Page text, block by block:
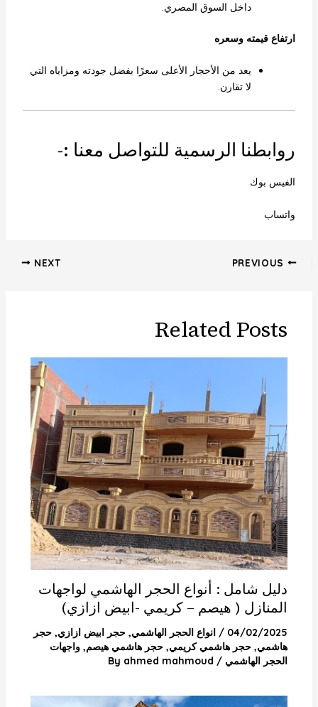
داخل السوق المصري.
ارتفاع قيمته وسعره
يعد من الأحجار الأعلى سعرًا بفضل جودته ومزاياه التي
لا تقارن.
روابطنا الرسمية للتواصل معنا :-
الفيس بوك
واتساب
NEXT
Related Posts
دليل شامل : أنواع الحجر الهاشمي لواجهات
المنازل ( هيصم – كريمي -ابيض ازازي)
04/02/2025
/ انواع الحجر الهاشمي, حجر ابيض ازازي, حجر
هاشمي, حجر هاشمي كريمي, حجر هاشمي هيصم, واجهات
الحجر الهاشمي / By
ahmed mahmoud